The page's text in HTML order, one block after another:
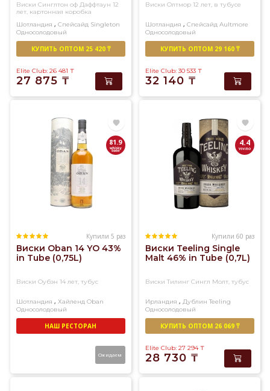
Виски Синглтон оф Даффтаун 12
лет, картонная коробка
Шотландия , Спейсайд Singleton
Односолодовый
КУПИТЬ ОПТОМ 25 420 ₸
Elite Club: 26 481 ₸
27 875 ₸
Виски Олтмор 12 лет, в тубусе
Шотландия , Спейсайд Aultmore
Односолодовый
КУПИТЬ ОПТОМ 29 160 ₸
Elite Club: 30 533 ₸
32 140 ₸
81.9
Купили 5 раз
Виски Oban 14 YO 43%
in Tube (0,75L)
Виски Оубэн 14 лет, тубус
Шотландия , Хайленд Oban
Односолодовый
НАШ РЕСТОРАН
Ожидаем
4.4
Купили 60 раз
Виски Teeling Single
Malt 46% in Tubе (0,7L)
Виски Тилинг Сингл Молт, тубус
Ирландия , Дублин Teeling
Односолодовый
КУПИТЬ ОПТОМ 26 069 ₸
Elite Club: 27 294 ₸
28 730 ₸